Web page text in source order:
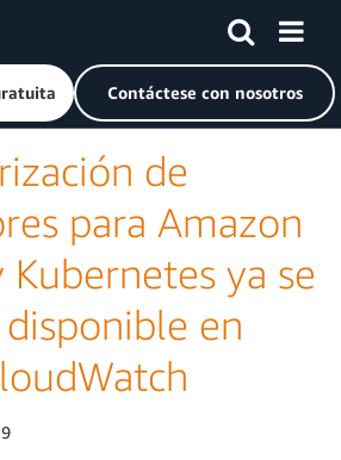
para volver a la página de inicio de Amazon
Contáctese con nosotros
de
para Amazon
Kubernetes ya se
en